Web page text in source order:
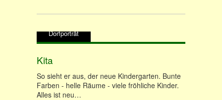
Dorfporträt
Kita
So sieht er aus, der neue Kindergarten. Bunte
Farben - helle Räume - viele fröhliche Kinder.
Alles ist neu…